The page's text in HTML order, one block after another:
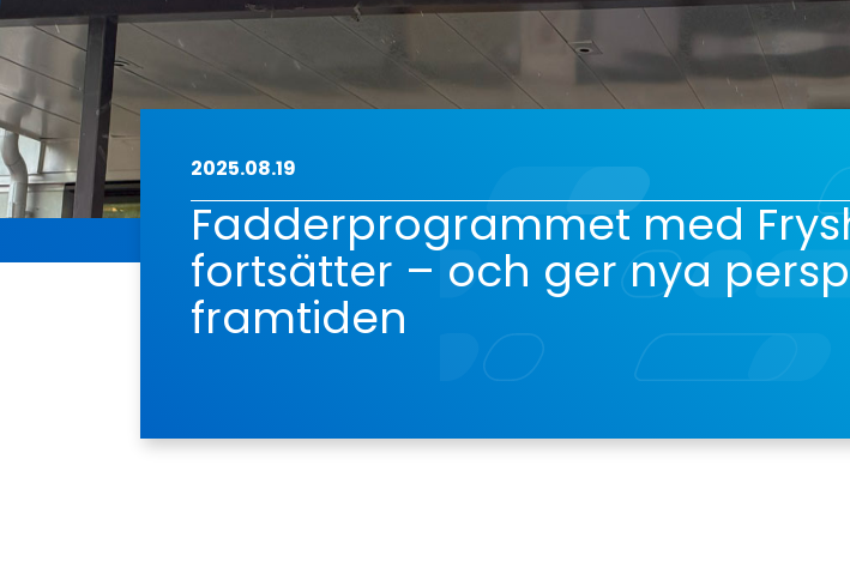
2025.08.19
Fadderprogrammet med
fortsätter – och ger nya
framtiden